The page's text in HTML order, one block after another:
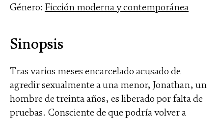
Género: Ficción moderna y contemporánea
Sinopsis
Tras varios meses encarcelado acusado de
agredir sexualmente a una menor, Jonathan, un
hombre de treinta años, es liberado por falta de
pruebas. Consciente de que podría volver a